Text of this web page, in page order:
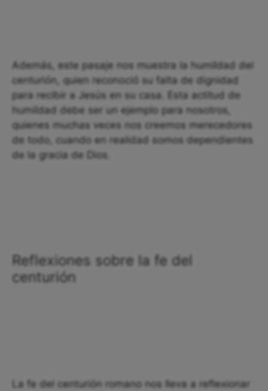
Además, este pasaje nos muestra la humildad del
centurión, quien reconoció su falta de dignidad
para recibir a Jesús en su casa. Esta actitud de
humildad debe ser un ejemplo para nosotros,
quienes muchas veces nos creemos merecedores
de todo, cuando en realidad somos dependientes
de la gracia de Dios.
Reflexiones sobre la fe del
centurión
La fe del centurión romano nos lleva a reflexionar